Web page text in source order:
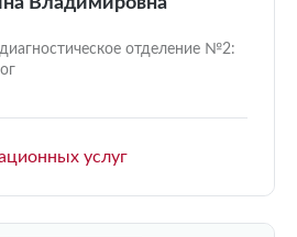
отделение №2:
услуг